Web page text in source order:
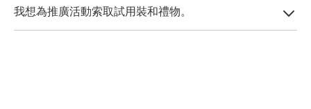
Clarins試用裝的使用次數為1至5次，視乎產品而定。我們會盡
力提供份量充裕的試用裝，讓您可試用幾天並確定Clarins產品
適合您的肌膚。
我想為推廣活動索取試用裝和禮物。